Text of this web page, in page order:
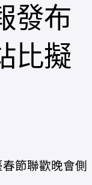
發布
比擬
節聯歡晚會側